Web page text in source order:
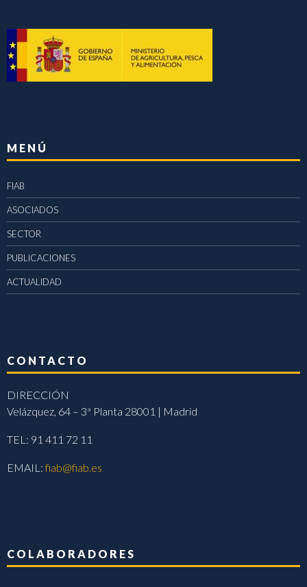
MENÚ
FIAB
ASOCIADOS
SECTOR
PUBLICACIONES
ACTUALIDAD
CONTACTO
DIRECCIÓN
Velázquez, 64 – 3ª Planta 28001 | Madrid
TEL: 91 411 72 11
EMAIL:fiab@fiab.es
COLABORADORES